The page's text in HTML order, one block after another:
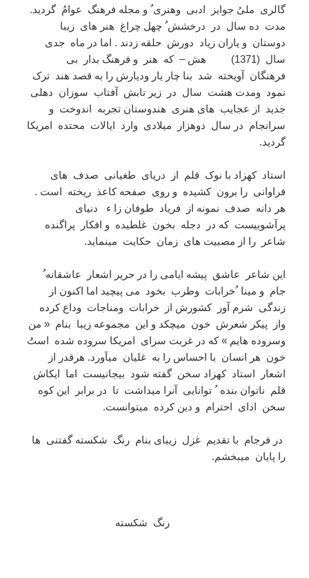
گالری ملیُ جوایز ادبی وهنری ُ و مجله فرهنگ عوامُ گردید.
مدت ده سال در درخشش ُ چهل چراغ هنر های زیبا
دوستان و یاران زیاد دورش حلقه زدند . اما در ماه جدی
سال (1371) هش – که هنر و فرهنگ بدار بی
فرهنگان آویخته شد بنا چار یار ودیارش را به قصد هند ترک
نمود ومدت هشت سال در زیر تابش آفتاب سوزان دهلی
جدید از عجایب های هنری هندوستان تجربه اندوخت و
سرانجام در سال دوهزار میلادی وارد ایالات محتده امریکا
گردید.
استاد کهزاد با نوک قلم از دریای طغیانی صدف های
فراوانی را برون کشیده و روی صفحه کاعذ ریخته است .
هر دانه صدف نمونه از فریاد طوفان زا ء دنیای
پرآشوبیست که در دجله بخون غلطیده و افکار پراگنده
شاعر را از مصبیت های زمان حکایت مینماید.
این شاعر عاشق پیشه ایامی را در حریر اشعار عاشقانه ُ
جام و مینا ُخرابات وطرب بخود می پیچید اما اکنون از
زندگی شرم آور کشورش از خرابات ومناجات وداع کرده
واز پیکر شعرش خون میچکد و این مجموعه زیبا بنام « من
وسروده هایم » که در غربت سرای امریکا سروده شده استُ
خون هر انسان با احساس را به غلیان میآورد. هرقدر از
اشعار استاد کهزاد سخن گفته شود بیجانیست اما ایکاش
قلم ناتوان بنده ُ توانایی آنرا میداشت تا در برابر این کوه
سخن ادای احترام و دین کرده میتوانست.
در فرجام با تقدیم غزل زیبای بنام رنگ شکسته گفتنی ها
را پایان میبخشم.
رنگ شکسته